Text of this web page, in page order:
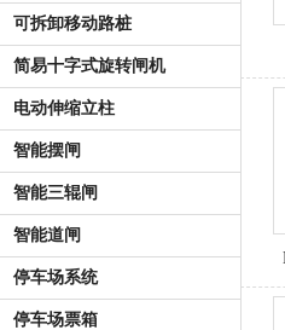
可拆卸移动路桩
简易十字式旋转闸机
电动伸缩立柱
智能摆闸
智能三辊闸
智能道闸
停车场系统
停车场票箱